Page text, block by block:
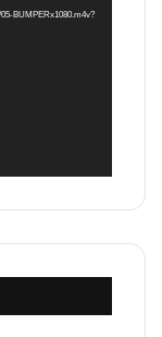
BUMPERx1080.m4v?